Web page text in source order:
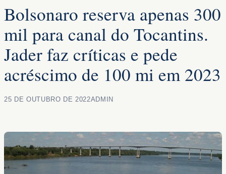
Bolsonaro reserva apenas 300
mil para canal do Tocantins.
Jader faz críticas e pede
acréscimo de 100 mi em 2023
25 DE OUTUBRO DE 2022ADMIN